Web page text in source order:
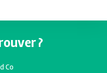
?
Co